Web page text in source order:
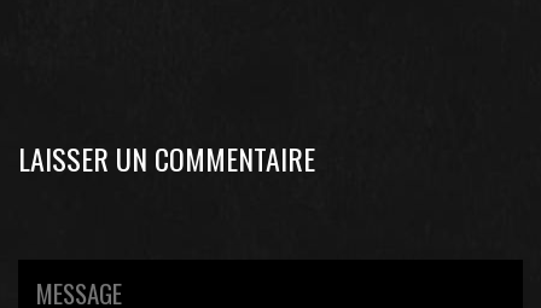
LAISSER UN COMMENTAIRE